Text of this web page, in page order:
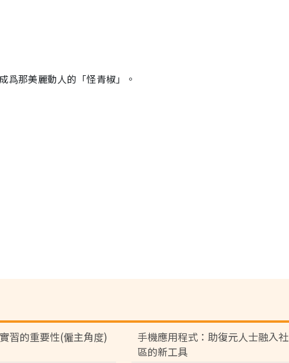
爲那美麗動人的「怪青椒」。
習的重要性(僱主角度)
手機應用程式：助復元人士融入社
區的新工具